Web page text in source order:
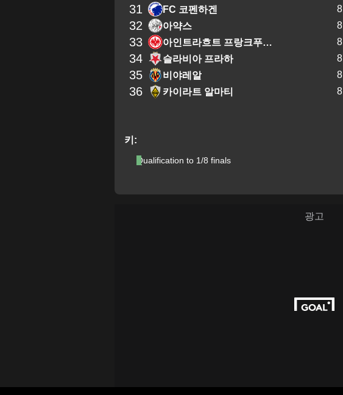
키:
Qualification to 1/8 finals
31 FC 코펜하겐 8
32 아약스 8
33 아인트라흐트 프랑크푸르트 8
34 슬라비아 프라하 8
35 비야레알 8
36 카이라트 알마티 8